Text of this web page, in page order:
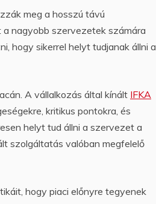
meg a hosszú távú
nagyobb szervezetek számára
hogy sikerrel helyt tudjanak állni a
A vállalkozás által kínált IFKA
kritikus pontokra, és
helyt tud állni a szervezet a
szolgáltatás valóban megfelelő
hogy piaci előnyre tegyenek